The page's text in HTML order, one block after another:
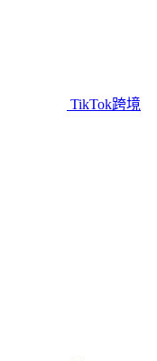
TikTok跨境